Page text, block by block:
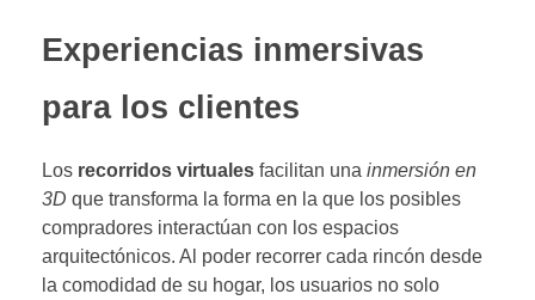
Experiencias inmersivas
para los clientes
Los recorridos virtuales facilitan una inmersión en
3D que transforma la forma en la que los posibles
compradores interactúan con los espacios
arquitectónicos. Al poder recorrer cada rincón desde
la comodidad de su hogar, los usuarios no solo